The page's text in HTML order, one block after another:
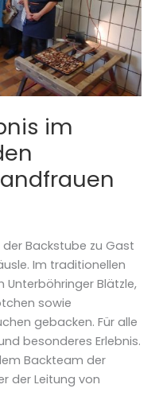
im
der Backstube zu Gast
Im traditionellen
Unterböhringer Blätzle,
sowie
gebacken. Für alle
besonderes Erlebnis.
Backteam der
der Leitung von